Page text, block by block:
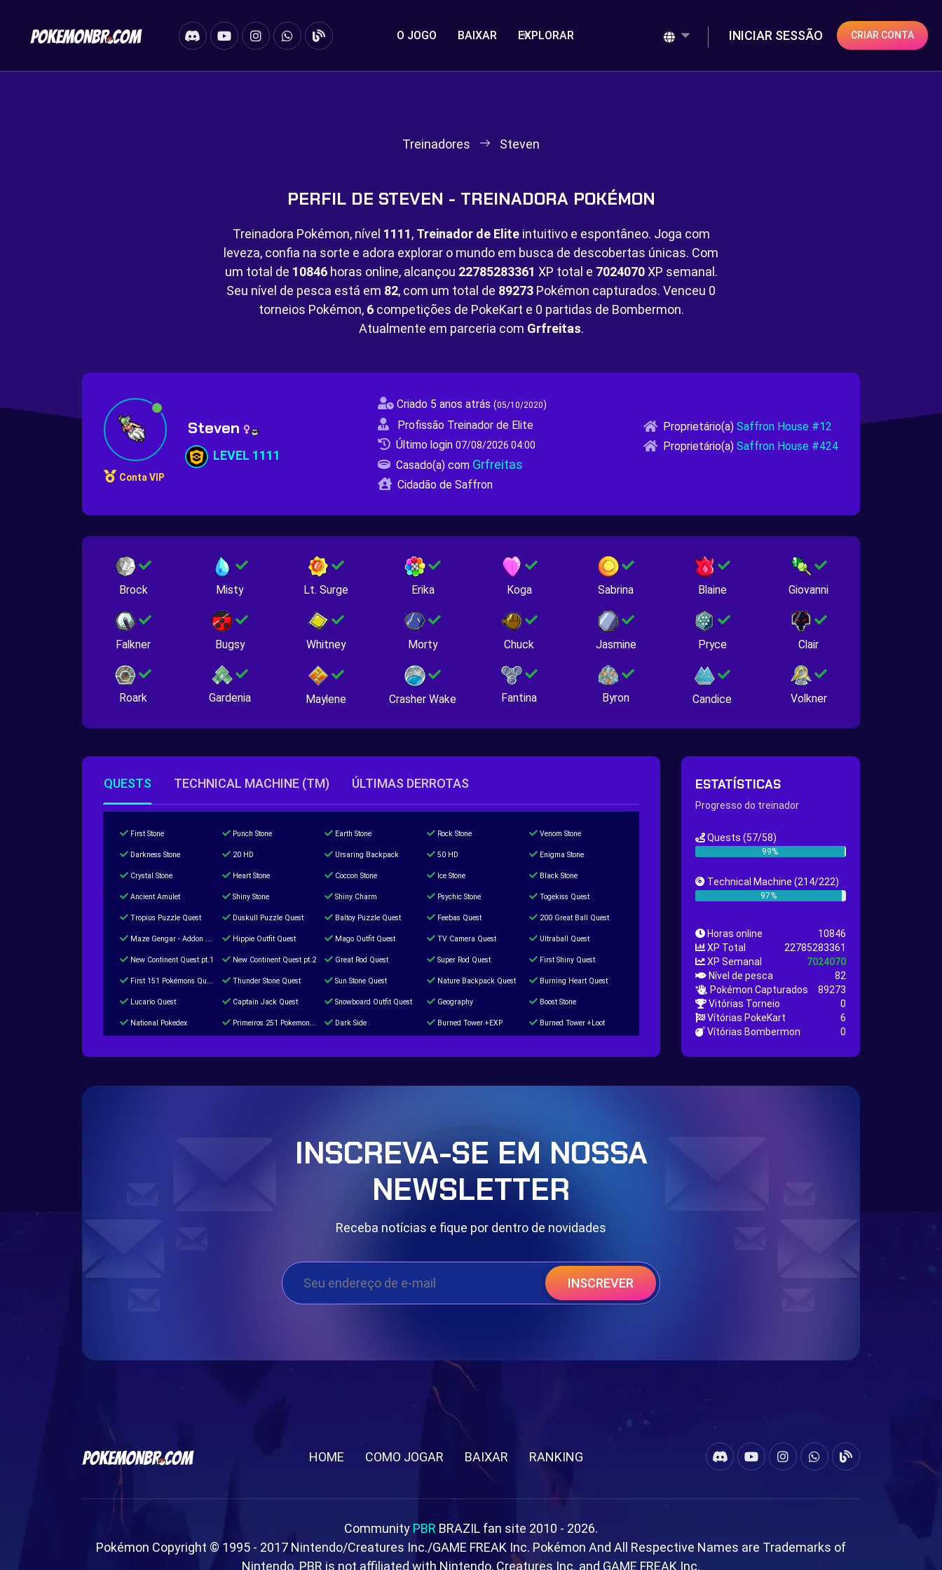
O JOGO BAIXAR EXPLORAR INICIAR SESSÃO CRIAR CONTA
Treinadores Steven
PERFIL DE STEVEN - TREINADORA POKÉMON
Treinadora Pokémon, nível 1111, Treinador de Eliteintuitivo e espontâneo. Joga com
leveza, confia na sorte e adora explorar o mundo em busca de descobertas únicas. Com
um total de 10846horas online, alcançou 22785283361 XP total e 7024070XP semanal.
Seu nível de pesca está em 82, com um total de 89273 Pokémon capturados. Venceu 0
torneios Pokémon, 6competições de PokeKart e 0 partidas de Bombermon.
Atualmente em parceria com Grfreitas.
Conta VIP
Steven
LEVEL 1111
Criado 5 anos atrás (05/10/2020)
Profissão Treinador de Elite
Último login 07/08/2026 04:00
Casado(a) com Grfreitas
Cidadão de Saffron
Proprietário(a) Saffron House #12
Proprietário(a) Saffron House #424
Brock Misty Lt. Surge Erika Koga Sabrina Blaine Giovanni
Falkner Bugsy Whitney Morty Chuck Jasmine Pryce Clair
Roark Gardenia Maylene Crasher Wake Fantina Byron Candice Volkner
QUESTS TECHNICAL MACHINE (TM) ÚLTIMAS DERROTAS
First Stone Punch Stone Earth Stone Rock Stone Venom Stone
Darkness Stone 20 HD Ursaring Backpack 50 HD Enigma Stone
Crystal Stone Heart Stone Coccon Stone Ice Stone Black Stone
Ancient Amulet Shiny Stone Shiny Charm Psychic Stone Togekiss Quest
Tropius Puzzle Quest Duskull Puzzle Quest Baltoy Puzzle Quest Feebas Quest 200 Great Ball Quest
Maze Gengar - Addon Gengar Quest Hippie Outfit Quest Mago Outfit Quest TV Camera Quest Ultraball Quest
New Continent Quest pt.1 New Continent Quest pt.2 Great Rod Quest Super Rod Quest First Shiny Quest
First 151 Pokémons Quest Thunder Stone Quest Sun Stone Quest Nature Backpack Quest Burning Heart Quest
Lucario Quest Captain Jack Quest Snowboard Outfit Quest Geography Boost Stone
National Pokedex Primeiros 251 Pokemons na Pokedex Dark Side Burned Tower +EXP Burned Tower +Loot
ESTATÍSTICAS
Progresso do treinador
Quests (57/58)
99%
Technical Machine (214/222)
97%
Horas online
10846
XP Total
22785283361
XP Semanal
7024070
Nível de pesca
82
Pokémon Capturados
89273
Vitórias Torneio
0
Vítórias PokeKart
6
Vítórias Bombermon
0
INSCREVA-SE EM NOSSA
NEWSLETTER
Receba notícias e fique por dentro de novidades
INSCREVER
HOME COMO JOGAR BAIXAR RANKING
Community PBR BRAZIL fan site 2010 - 2026.
Pokémon Copyright © 1995 - 2017 Nintendo/Creatures Inc./GAME FREAK Inc. Pokémon And All Respective Names are Trademarks of
Nintendo. PBR is not affiliated with Nintendo, Creatures Inc. and GAME FREAK Inc.